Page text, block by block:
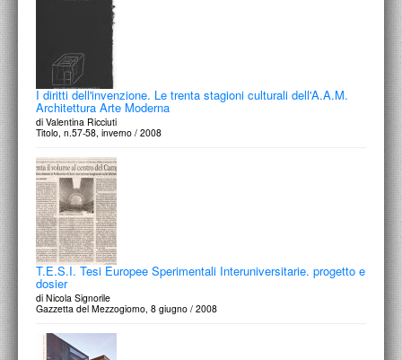
I diritti dell'invenzione. Le trenta stagioni culturali dell'A.A.M.
Architettura Arte Moderna
di Valentina Ricciuti
Titolo, n.57-58, inverno / 2008
T.E.S.I. Tesi Europee Sperimentali Interuniversitarie. progetto e
dosier
di Nicola Signorile
Gazzetta del Mezzogiorno, 8 giugno / 2008